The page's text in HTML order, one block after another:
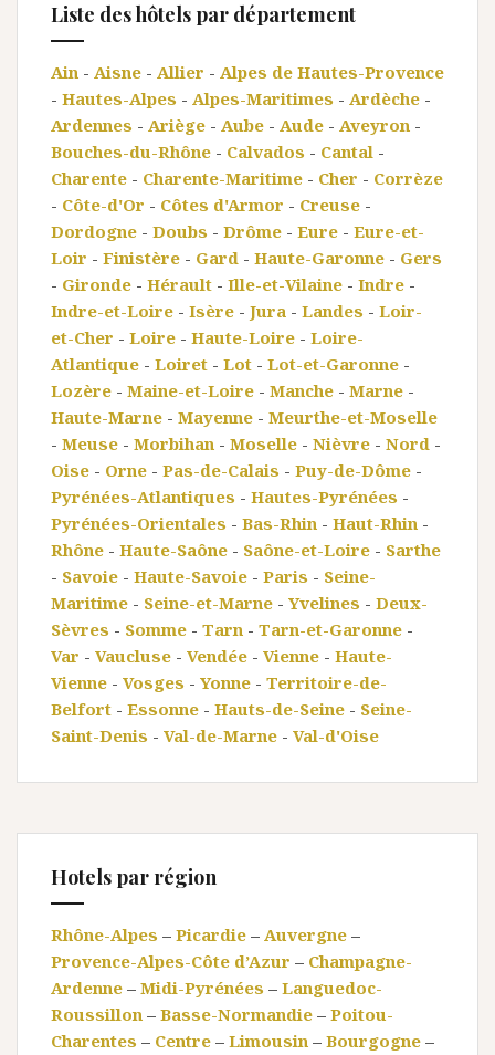
Liste des hôtels par département
Ain - Aisne - Allier - Alpes de Hautes-Provence
- Hautes-Alpes - Alpes-Maritimes - Ardèche -
Ardennes - Ariège - Aube - Aude - Aveyron -
Bouches-du-Rhône - Calvados - Cantal -
Charente - Charente-Maritime - Cher - Corrèze
- Côte-d'Or - Côtes d'Armor - Creuse -
Dordogne - Doubs - Drôme - Eure - Eure-et-
Loir - Finistère - Gard - Haute-Garonne - Gers
- Gironde - Hérault - Ille-et-Vilaine - Indre -
Indre-et-Loire - Isère - Jura - Landes - Loir-
et-Cher - Loire - Haute-Loire - Loire-
Atlantique - Loiret - Lot - Lot-et-Garonne -
Lozère - Maine-et-Loire - Manche - Marne -
Haute-Marne - Mayenne - Meurthe-et-Moselle
- Meuse - Morbihan - Moselle - Nièvre - Nord -
Oise - Orne - Pas-de-Calais - Puy-de-Dôme -
Pyrénées-Atlantiques - Hautes-Pyrénées -
Pyrénées-Orientales - Bas-Rhin - Haut-Rhin -
Rhône - Haute-Saône - Saône-et-Loire - Sarthe
- Savoie - Haute-Savoie - Paris - Seine-
Maritime - Seine-et-Marne - Yvelines - Deux-
Sèvres - Somme - Tarn - Tarn-et-Garonne -
Var - Vaucluse - Vendée - Vienne - Haute-
Vienne - Vosges - Yonne - Territoire-de-
Belfort - Essonne - Hauts-de-Seine - Seine-
Saint-Denis - Val-de-Marne - Val-d'Oise
Hotels par région
Rhône-Alpes – Picardie – Auvergne –
Provence-Alpes-Côte d’Azur – Champagne-
Ardenne – Midi-Pyrénées – Languedoc-
Roussillon – Basse-Normandie – Poitou-
Charentes – Centre – Limousin – Bourgogne –